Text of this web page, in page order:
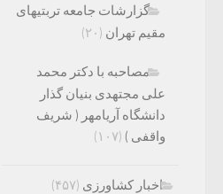
گزارشات جامعه تربتیهای
مقیم تهران (۲۰)
مصاحبه با دکتر محمد
علی مجتهدی بنیان گذار
دانشگاه آریامهر ( شریف
واقفی ) (۱۰۷)
اخبار کشاورزی (۴۵۷)